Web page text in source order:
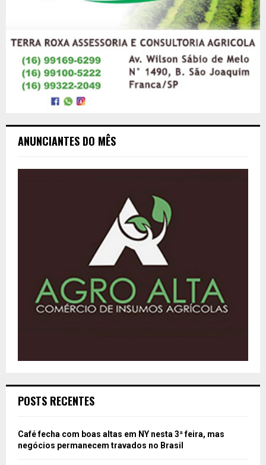
ANUNCIANTES DO MÊS
POSTS RECENTES
Café fecha com boas altas em NY nesta 3ª feira, mas
negócios permanecem travados no Brasil